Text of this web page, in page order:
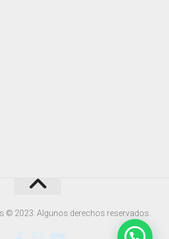
© 2023. Algunos derechos reservados.